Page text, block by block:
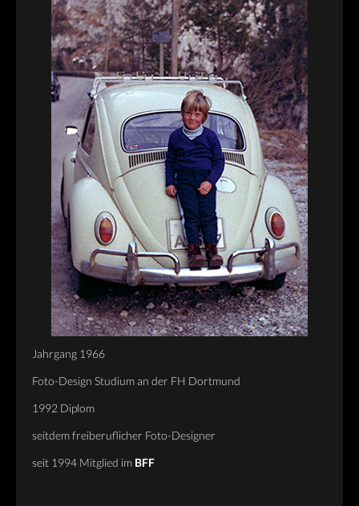
CORPORATE
OVERVIEW
BUSINESS
EDITORIAL
PERSONAL
OVERVIEW
ART
MISC
NYC
DEEP SOUTH
WICHTIGE DINGE
BLOG
INFO
Jahrgang 1966
Foto-Design Studium an der FH Dortmund
1992 Diplom
seitdem freiberuflicher Foto-Designer
seit 1994 Mitglied im BFF